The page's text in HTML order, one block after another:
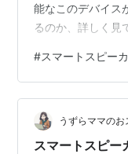
能なこのデバイス
るのか、詳しく
デザインを採用し
ッシュでモダンな
89mmとコンパク
ットします。寝室
ター、書斎のデス
#スマートスピー
うずらママの
スマートスピー